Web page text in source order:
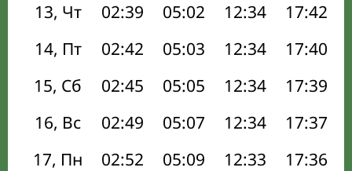
13, Чт
02:39 05:02 12:34 17:42
14, Пт
02:42 05:03 12:34 17:40
15, Сб
02:45 05:05 12:34 17:39
16, Вс
02:49 05:07 12:34 17:37
17, Пн
02:52 05:09 12:33 17:36